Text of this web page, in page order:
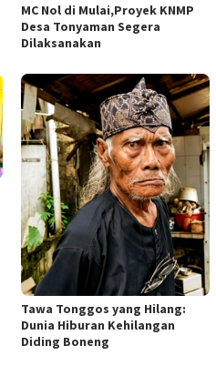
MC Nol di Mulai,Proyek KNMP
Desa Tonyaman Segera
Dilaksanakan
Tawa Tonggos yang Hilang:
Dunia Hiburan Kehilangan
Diding Boneng